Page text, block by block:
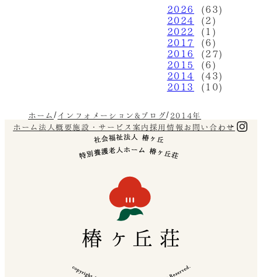
2026
(63)
2024
(2)
2022
(1)
2017
(6)
2016
(27)
2015
(6)
2014
(43)
2013
(10)
ホーム インフォメーション&ブログ 2014年
ホーム 法人概要施設・サービス案内採用情報 お問い合わせ